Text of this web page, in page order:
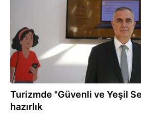
Turizmde "Güvenli ve Yeşil
hazırlık